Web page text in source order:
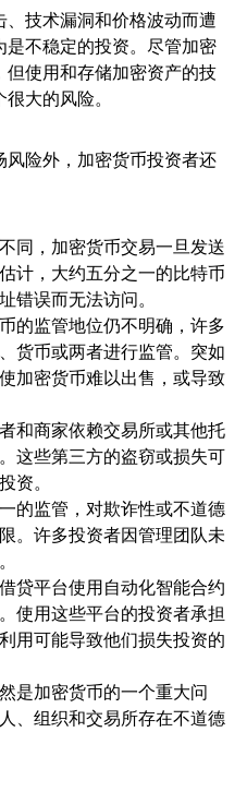
技术漏洞和价格波动而遭
不稳定的投资。尽管加密
使用和存储加密资产的技
大的风险。
险外，加密货币投资者还
同，加密货币交易一旦发送
计，大约五分之一的比特币
错误而无法访问。
的监管地位仍不明确，许多
货币或两者进行监管。突如
加密货币难以出售，或导致
和商家依赖交易所或其他托
这些第三方的盗窃或损失可
资。
的监管，对欺诈性或不道德
。许多投资者因管理团队未
贷平台使用自动化智能合约
使用这些平台的投资者承担
用可能导致他们损失投资的
是加密货币的一个重大问
、组织和交易所存在不道德